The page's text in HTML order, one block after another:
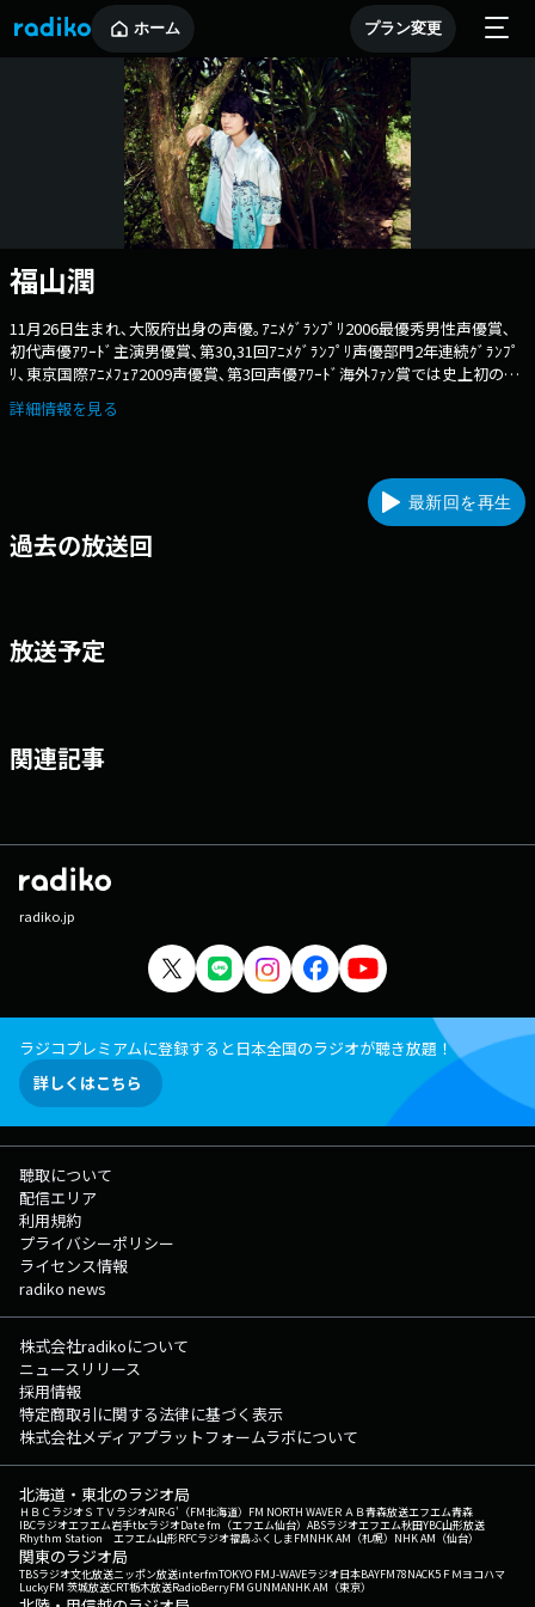
ホーム プラン変更
福山潤
11月26日生まれ､大阪府出身の声優｡ｱﾆﾒｸﾞﾗﾝﾌﾟﾘ2006最優秀男性声優賞､
初代声優ｱﾜｰﾄﾞ主演男優賞､第30,31回ｱﾆﾒｸﾞﾗﾝﾌﾟﾘ声優部門2年連続ｸﾞﾗﾝﾌﾟ
ﾘ､東京国際ｱﾆﾒﾌｪｱ2009声優賞､第3回声優ｱﾜｰﾄﾞ海外ﾌｧﾝ賞では史上初の賞
を設立｡以降『機動戦士ｶﾞﾝﾀﾞﾑ』『ﾘｰﾝの翼』『ｺｰﾄﾞｷﾞｱｽ 反逆のﾙﾙｰｼｭ』
『暗殺教室』『PERSONA5 the Animation』ほか多くの人気作で主演を務
詳細情報を見る
最新回を再生
過去の放送回
放送予定
関連記事
radiko.jp
ラジコプレミアムに登録すると日本全国のラジオが聴き放題！
詳しくはこちら
聴取について
配信エリア
利用規約
プライバシーポリシー
ライセンス情報
radiko news
株式会社radikoについて
ニュースリリース
採用情報
特定商取引に関する法律に基づく表示
株式会社メディアプラットフォームラボについて
北海道・東北のラジオ局
ＨＢＣラジオＳＴＶラジオAIR-G'（FM北海道） FM NORTH WAVEＲＡＢ青森放送エフエム青森
IBCラジオエフエム岩手tbcラジオDate fm（エフエム仙台） ABSラジオエフエム秋田YBC山形放送
Rhythm Station エフエム山形RFCラジオ福島ふくしまFMNHK AM（札幌） NHK AM（仙台）
関東のラジオ局
TBSラジオ文化放送ニッポン放送interfmTOKYO FMJ-WAVEラジオ日本BAYFM78NACK5 ＦＭヨコハマ
LuckyFM 茨城放送CRT栃木放送RadioBerryFM GUNMANHK AM（東京）